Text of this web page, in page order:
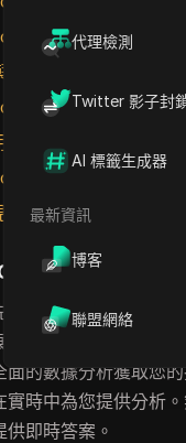
代理檢測
Twitter 影子封
AI 標籤生成器
最新資訊
博客
聯盟網絡
項目使命
Moonberg空投
項目的參與策略
Moonberg機器人
機器人中每日參
問題
項目介
，今天的項目名稱是
示了Bloomberg AI的
面的數據分析獲取您
實時中為您提供分析
供即時答案。